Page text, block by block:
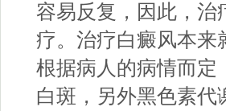
容易反复，因此，治
疗。治疗白癜风本来
根据病人的病情而定
白斑，另外黑色素